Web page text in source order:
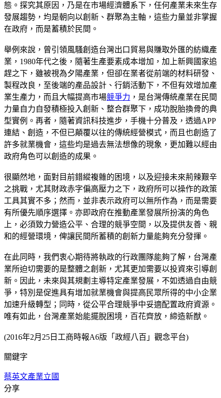
態。探究其原因，乃是在市場經濟體系下，任何產業未來生存
發展趨勢，均是朝向以創新、群聚為主軸，這些力量並非掌握
在政府，而是蓄積於民間。
舉例來說，曾引領風騷創造台灣出口貿易與賺取外匯的紡織產
業，1980年代之後，隨著生產要素成本增加，加上新興國家追
趕之下，雖被視為夕陽產業，但卻在業者從前端的材料研發、
製程改良，至後端的產品設計、行銷活動下，不但有效增加產
業生產力，而且大幅提高市場競爭力 ，是台灣傳統產業在民間
力量自力自發積極投入創新、整合群聚下，成功脫胎換骨的典
型實例。再者，隨著資訊科技進步，手機十分普及，透過APP
連結、創造，不但已顛覆以往的傳統經營模式，而且也創造了
許多就業機會，這些均是過去無法想像的現象，更加難以經由
政府角色可以創造的成果。
很顯然地，面對目前錯縱複雜的困境，以及迎接未來荊辣艱辛
之挑戰，尤其財政赤字偏高壓力之下，政府所可以操作的政策
工具其實不多；然而，並非表示政府可以無所作為，而是需要
有所優先順序選擇。亦即政府在推動產業發展所扮演的角色
上，必須致力營造公平、合理的競爭空間，以及提供友善、親
和的經營環境，俾讓民間所蓄積的創新力量能夠充分發揮。
在此同時，我們衷心期待將執政的行政團隊能夠了解，台灣產
業所迫切需要的是整體之創新，尤其更加需要以投資來引導創
新。因此，未來與其規劃主導特定產業發展，不如透過自由競
爭，特別是促進具有增加就業機會與提高民眾所得的中小企業
加速升級轉型；同時，從公平合理競爭中妥適配置政府資源。
唯有如此，台灣產業始能擺脫困境，百花齊放，締造新猷。
(2016年2月25日工商時報A6版「政經八百」觀念平台)
關鍵字
蔡英文產業立國
分享